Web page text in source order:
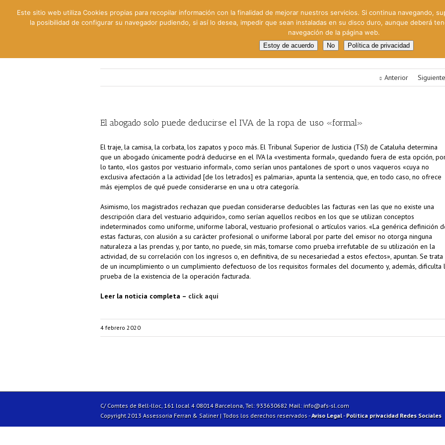
Gestión Cinematográfica Otros servicios
Anterior Siguiente
El abogado solo puede deducirse el IVA de la ropa de uso «formal»
El traje, la camisa, la corbata, los zapatos y poco más. El Tribunal Superior de Justicia (TSJ) de Cataluña determina
que un abogado únicamente podrá deducirse en el IVA la «vestimenta formal», quedando fuera de esta opción,
lo tanto, «los gastos por vestuario informal», como serían unos pantalones de sport o unos vaqueros «cuya no
exclusiva afectación a la actividad [de los letrados] es palmaria», apunta la sentencia, que, en todo caso, no ofrece
más ejemplos de qué puede considerarse en una u otra categoría.
Asimismo, los magistrados rechazan que puedan considerarse deducibles las facturas «en las que no existe una
descripción clara del vestuario adquirido», como serían aquellos recibos en los que se utilizan conceptos
indeterminados como uniforme, uniforme laboral, vestuario profesional o artículos varios. «La genérica definición
estas facturas, con alusión a su carácter profesional o uniforme laboral por parte del emisor no otorga ninguna
naturaleza a las prendas y, por tanto, no puede, sin más, tomarse como prueba irrefutable de su utilización en la
actividad, de su correlación con los ingresos o, en definitiva, de su necesariedad a estos efectos», apuntan. Se trata
de un incumplimiento o un cumplimiento defectuoso de los requisitos formales del documento y, además, dificulta
prueba de la existencia de la operación facturada.
Leer la noticia completa – click aquí
4 febrero 2020
C/ Comtes de Bell-lloc, 161 local 4 08014 Barcelona, Tel: 933630682 Mail: info@afs-sl.com
Copyright 2013 Assessoria Ferran & Saliner | Todos los derechos reservados -Aviso Legal-Política privacidad Redes Sociales
Este sitio web utiliza Cookies propias para recopilar información con la finalidad de mejorar nuestros servicios. Si continua navegando,
la posibilidad de configurar su navegador pudiendo, si así lo desea, impedir que sean instaladas en su disco duro, aunque deberá
navegación de la página web.
Estoy de acuerdo No Política de privacidad